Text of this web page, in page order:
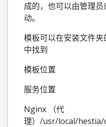
成的，也可以由管理
动。
模板可以在安装文件
中找到
模板位置
服务位置
Nginx （代
理）/usr/local/